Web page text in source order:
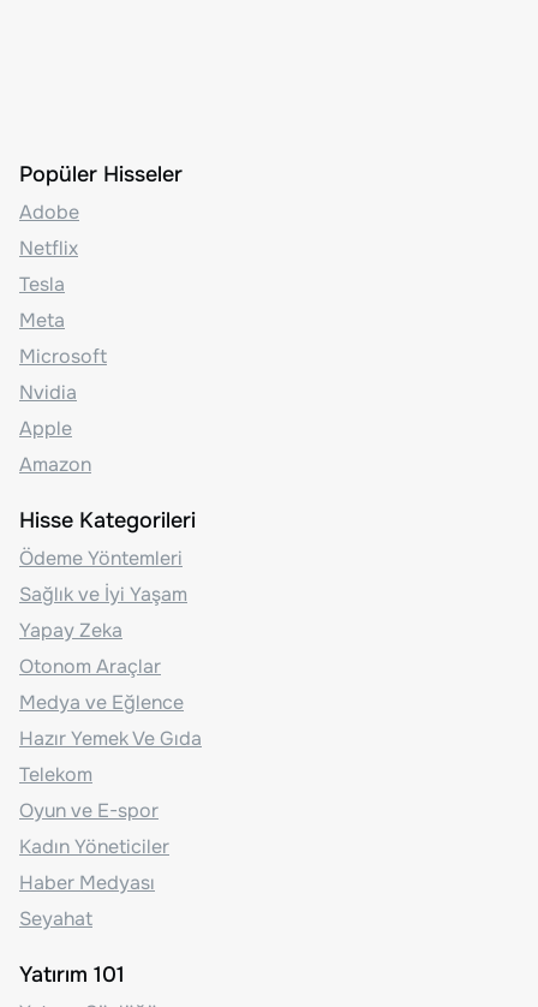
Popüler Hisseler
Adobe
Netflix
Tesla
Meta
Microsoft
Nvidia
Apple
Amazon
Hisse Kategorileri
Ödeme Yöntemleri
Sağlık ve İyi Yaşam
Yapay Zeka
Otonom Araçlar
Medya ve Eğlence
Hazır Yemek Ve Gıda
Telekom
Oyun ve E-spor
Kadın Yöneticiler
Haber Medyası
Seyahat
Yatırım 101